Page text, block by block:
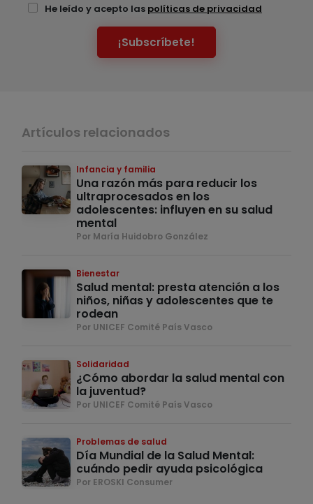
He leído y acepto las políticas de privacidad
¡Subscríbete!
Artículos relacionados
Infancia y familia
Una razón más para reducir los
ultraprocesados en los
adolescentes: influyen en su salud
mental
Por María Huidobro González
Bienestar
Salud mental: presta atención a los
niños, niñas y adolescentes que te
rodean
Por UNICEF Comité País Vasco
Solidaridad
¿Cómo abordar la salud mental con
la juventud?
Por UNICEF Comité País Vasco
Problemas de salud
Día Mundial de la Salud Mental:
cuándo pedir ayuda psicológica
Por EROSKI Consumer